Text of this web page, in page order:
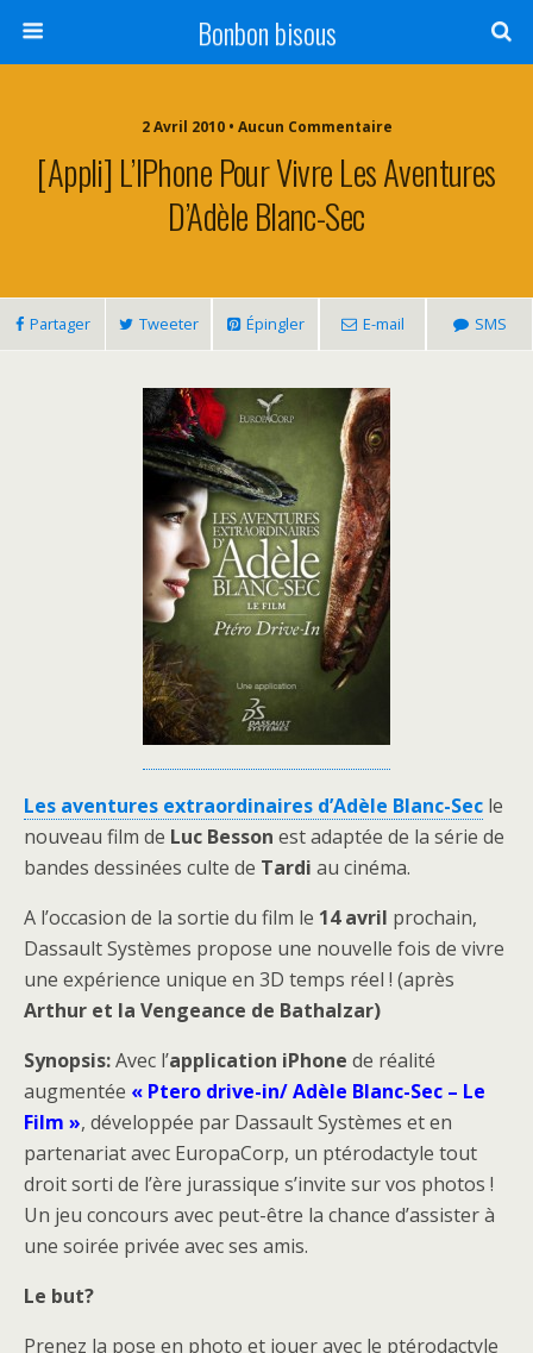
Bonbon bisous
2 Avril 2010 • Aucun Commentaire
[Appli] L’IPhone Pour Vivre Les Aventures
D’Adèle Blanc-Sec
Partager Tweeter Épingler E-mail SMS
Les aventures extraordinaires d’Adèle Blanc-Sec le
nouveau film de Luc Besson est adaptée de la série de
bandes dessinées culte de Tardi au cinéma.
A l’occasion de la sortie du film le 14 avril prochain,
Dassault Systèmes propose une nouvelle fois de vivre
une expérience unique en 3D temps réel ! (après
Arthur et la Vengeance de Bathalzar)
Synopsis:Avec l’application iPhone de réalité
augmentée « Ptero drive-in/ Adèle Blanc-Sec – Le
Film », développée par Dassault Systèmes et en
partenariat avec EuropaCorp, un ptérodactyle tout
droit sorti de l’ère jurassique s’invite sur vos photos !
Un jeu concours avec peut-être la chance d’assister à
une soirée privée avec ses amis.
Le but?
Prenez la pose en photo et jouer avec le ptérodactyle